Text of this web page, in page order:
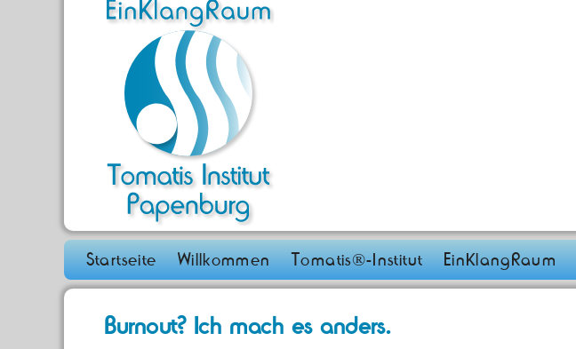
Startseite Willkommen Tomatis®-Institut EinKlangRaum
Burnout? Ich mach es anders.